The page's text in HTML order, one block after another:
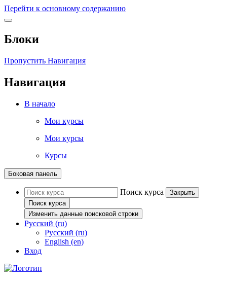
Перейти к основному содержанию
Блоки
Пропустить Навигация
Навигация
В начало
Мои курсы
Мои курсы
Курсы
Боковая панель
Поиск курса
Закрыть
Поиск курса
Изменить данные поисковой строки
Русский ‎(ru)‎
Русский ‎(ru)‎
English ‎(en)‎
Вход